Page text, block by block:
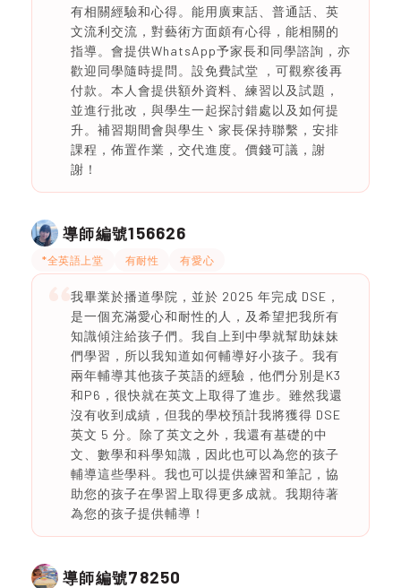
有相關經驗和心得。能用廣東話、普通話、英
文流利交流，對藝術方面頗有心得，能相關的
指導。會提供WhatsApp予家長和同學諮詢，亦
歡迎同學隨時提問。設免費試堂 ，可觀察後再
付款。本人會提供額外資料、練習以及試題，
並進行批改，與學生一起探討錯處以及如何提
升。補習期間會與學生丶家長保持聯繫，安排
課程，佈置作業，交代進度。價錢可議，謝
謝！
導師編號156626
*全英語上堂 有耐性 有愛心
我畢業於播道學院，並於 2025 年完成 DSE，
是一個充滿愛心和耐性的人，及希望把我所有
知識傾注給孩子們。我自上到中學就幫助妹妹
們學習，所以我知道如何輔導好小孩子。我有
兩年輔導其他孩子英語的經驗，他們分別是K3
和P6，很快就在英文上取得了進步。雖然我還
沒有收到成績，但我的學校預計我將獲得 DSE
英文 5 分。除了英文之外，我還有基礎的中
文、數學和科學知識，因此也可以為您的孩子
輔導這些學科。我也可以提供練習和筆記，協
助您的孩子在學習上取得更多成就。我期待著
為您的孩子提供輔導！
導師編號78250